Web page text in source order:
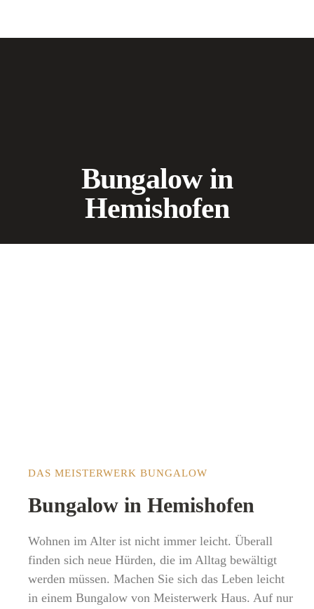
Bungalow in
Hemishofen
DAS MEISTERWERK BUNGALOW
Bungalow in Hemishofen
Wohnen im Alter ist nicht immer leicht. Überall
finden sich neue Hürden, die im Alltag bewältigt
werden müssen. Machen Sie sich das Leben leicht
in einem Bungalow von Meisterwerk Haus. Auf nur